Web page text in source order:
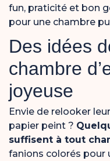
fun, praticité et bon
pour une chambre
Des idées
chambre
joyeuse
Envie de relooker
papier peint ?
suffisent à tout
fanions colorés pour